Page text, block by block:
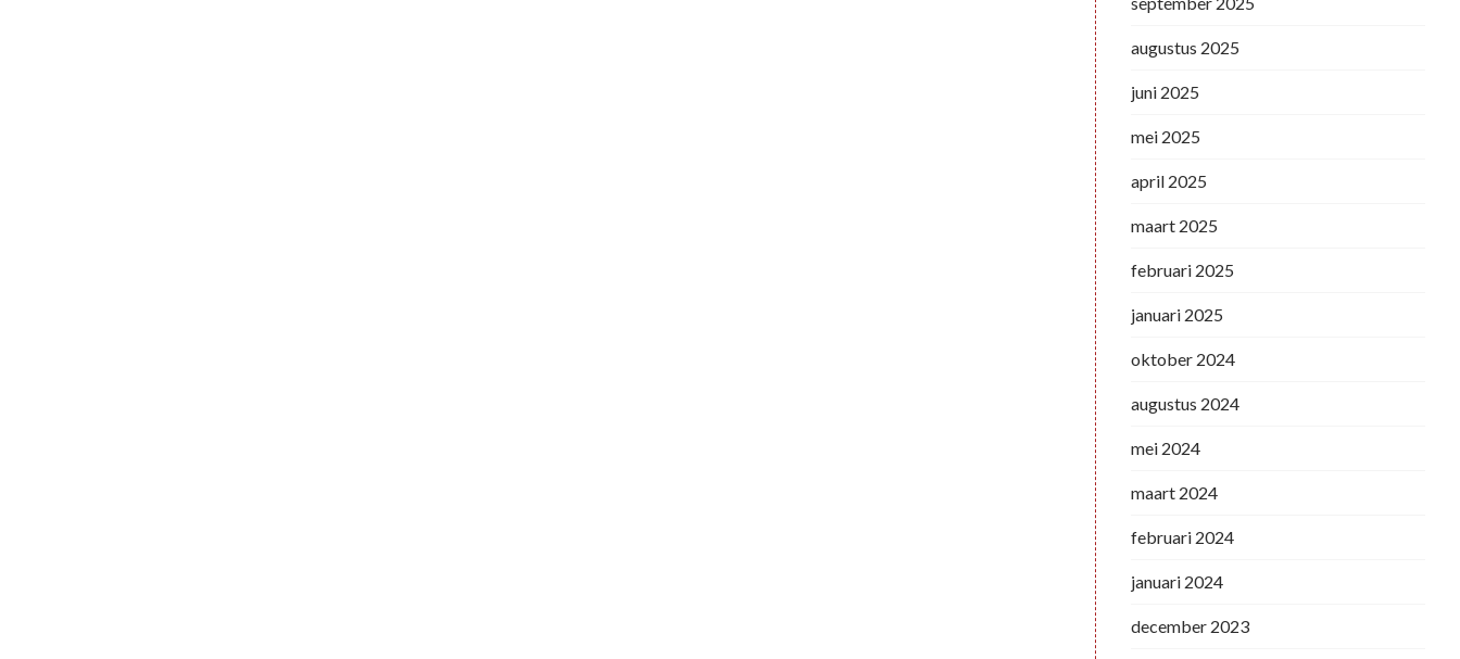
augustus 2025
juni 2025
mei 2025
april 2025
maart 2025
februari 2025
januari 2025
oktober 2024
augustus 2024
mei 2024
maart 2024
februari 2024
januari 2024
december 2023